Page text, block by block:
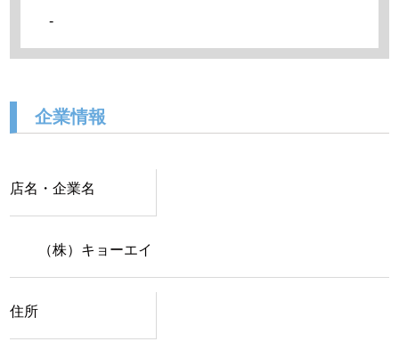
-
企業情報
店名・企業名
（株）キョーエイ
住所